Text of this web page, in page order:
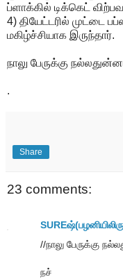
ப்ளாக்கில் டிக்கெட்
4) தியேட்டரில் முட்டை
மகிழ்ச்சியாக இருந்தார்.
நாலு பேருக்கு
.
Share
23 comments:
//நாலு பேருக்கு
நச்